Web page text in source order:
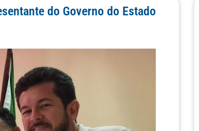
do Governo do Estado